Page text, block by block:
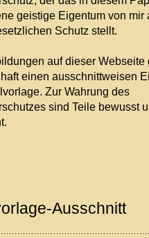
geistige Eigentum von mir
Schutz stellt.
auf dieser Webseite
einen ausschnittweisen
Zur Wahrung des
sind Teile bewusst
Ausschnitt